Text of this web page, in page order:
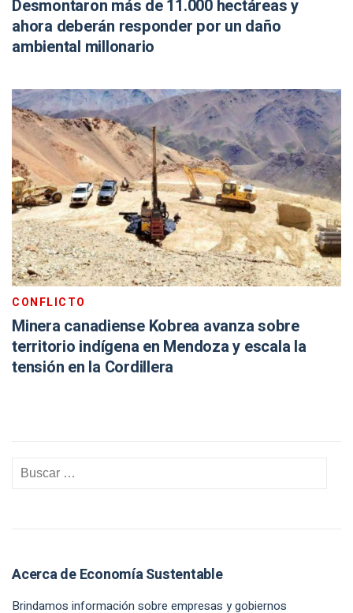
Desmontaron más de 11.000 hectáreas y
ahora deberán responder por un daño
ambiental millonario
CONFLICTO
Minera canadiense Kobrea avanza sobre
territorio indígena en Mendoza y escala la
tensión en la Cordillera
Acerca de Economía Sustentable
Brindamos información sobre empresas y gobiernos